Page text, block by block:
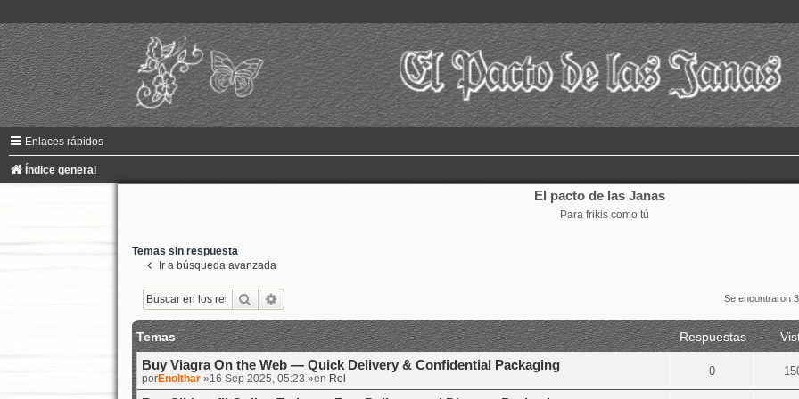
Enlaces rápidos
Índice general
El pacto de las Janas
Para frikis como tú
Temas sin respuesta
Ir a búsqueda avanzada
Buscar Se encontraron
Temas Respuestas
Buy Viagra On the Web — Quick Delivery & Confidential Packaging
porEnolthar»16 Sep 2025, 05:23 »en Rol
0